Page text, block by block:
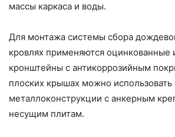
массы каркаса и воды.
Для монтажа системы сбора
кровлях применяются
кронштейны с антикоррозийным
плоских крышах можно
металлоконструкции с анкерным
несущим плитам.